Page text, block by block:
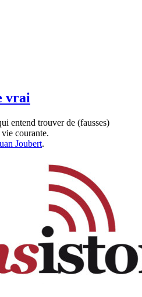
vrai
entend trouver de (fausses)
courante.
Joubert.